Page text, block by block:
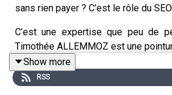
sans rien payer ? C’est le rôle du SEO.
C’est une expertise que peu de
Timothée ALLEMMOZ est une
Avec lui nous parlerons de budget,
plein d’autres choses.
Show more
RSS